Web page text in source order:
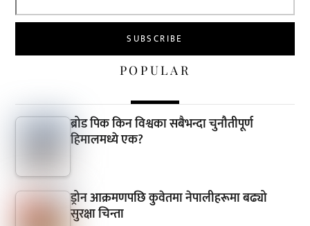
POPULAR
ब्रोड पिक किन विश्वका सबैभन्दा चुनौतीपूर्ण
हिमालमध्ये एक?
ड्रोन आक्रमणपछि कुवेतमा नेपालीहरूमा बढ्यो
सुरक्षा चिन्ता